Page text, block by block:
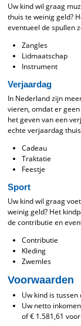
Uw kind wil graag
thuis te weinig geld?
eventueel de spullen
Zangles
Lidmaatschap
Instrument
Verjaardag
In Nederland zijn
vieren, omdat er
het geven van een
echte verjaardag
Cadeau
Traktatie
Feestje
Sport
Uw kind wil graag
weinig geld? Het
de contributie en
Contributie
Kleding
Zwemles
Voorwaarden
Uw kind is
Uw netto
of € 1.581,61